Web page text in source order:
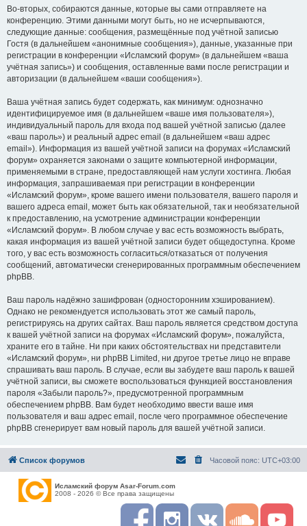
Во-вторых, собираются данные, которые вы сами отправляете на
конференцию. Этими данными могут быть, но не исчерпываются,
следующие данные: сообщения, размещённые под учётной записью
Гостя (в дальнейшем «анонимные сообщения»), данные, указанные при
регистрации в конференции «Исламский форум» (в дальнейшем «ваша
учётная запись») и сообщения, оставленные вами после регистрации и
авторизации (в дальнейшем «ваши сообщения»).
Ваша учётная запись будет содержать, как минимум: однозначно
идентифицируемое имя (в дальнейшем «ваше имя пользователя»),
индивидуальный пароль для входа под вашей учётной записью (далее
«ваш пароль») и реальный адрес email (в дальнейшем «ваш адрес
email»). Информация из вашей учётной записи на форумах «Исламский
форум» охраняется законами о защите компьютерной информации,
применяемыми в стране, предоставляющей нам услуги хостинга. Любая
информация, запрашиваемая при регистрации в конференции
«Исламский форум», кроме вашего имени пользователя, вашего пароля и
вашего адреса email, может быть как обязательной, так и необязательной
к предоставлению, на усмотрение администрации конференции
«Исламский форум». В любом случае у вас есть возможность выбрать,
какая информация из вашей учётной записи будет общедоступна. Кроме
того, у вас есть возможность согласиться/отказаться от получения
сообщений, автоматически сгенерированных программным обеспечением
phpBB.
Ваш пароль надёжно зашифрован (односторонним хэшированием).
Однако не рекомендуется использовать этот же самый пароль,
регистрируясь на других сайтах. Ваш пароль является средством доступа
к вашей учётной записи на форумах «Исламский форум», пожалуйста,
храните его в тайне. Ни при каких обстоятельствах ни представители
«Исламский форум», ни phpBB Limited, ни другое третье лицо не вправе
спрашивать ваш пароль. В случае, если вы забудете ваш пароль к вашей
учётной записи, вы сможете воспользоваться функцией восстановления
пароля «Забыли пароль?», предусмотренной программным
обеспечением phpBB. Вам будет необходимо ввести ваше имя
пользователя и ваш адрес email, после чего программное обеспечение
phpBB сгенерирует вам новый пароль для вашей учётной записи.
Список форумов Часовой пояс: UTC+03:00
Исламский форум Asar-Forum.com
2008 - 2026 © Все права защищены
F I R S Y